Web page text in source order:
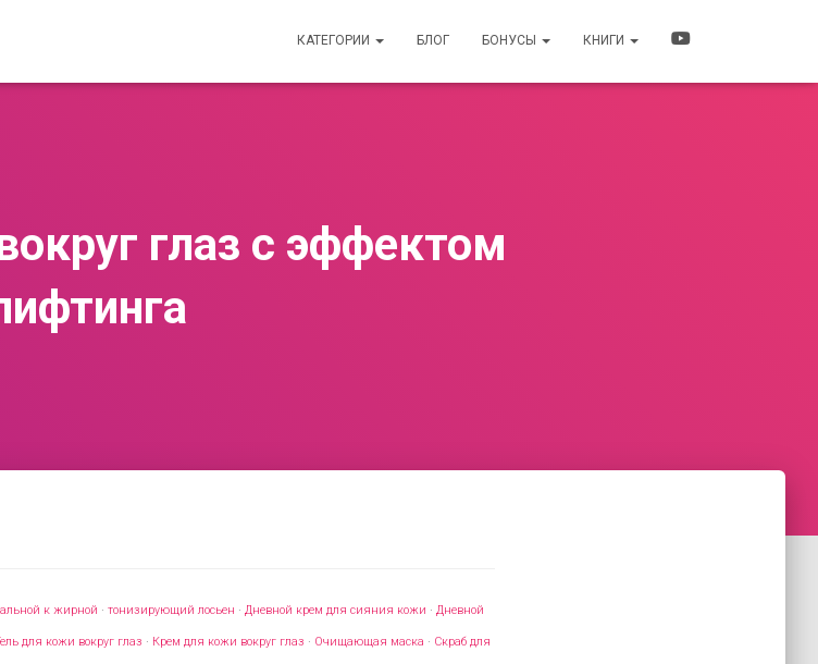
КАТЕГОРИИ БЛОГ БОНУСЫ КНИГИ
глаз с эффектом
к жирной · тонизирующий лосьен · Дневной крем для сияния кожи · Дневной
для кожи вокруг глаз · Крем для кожи вокруг глаз · Очищающая маска · Скраб для